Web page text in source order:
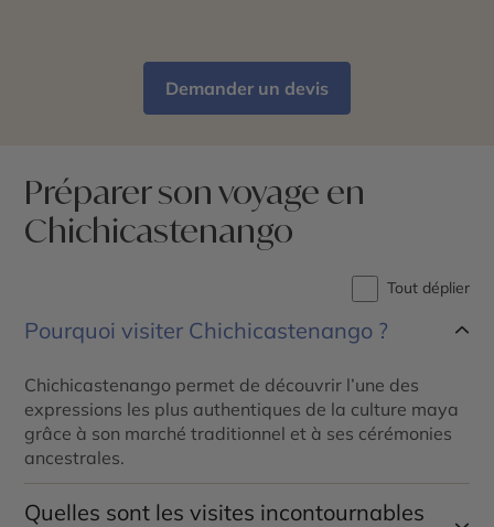
Demander un devis
Préparer son voyage en
Chichicastenango
Tout déplier
Pourquoi visiter Chichicastenango ?
Chichicastenango permet de découvrir l’une des
expressions les plus authentiques de la culture maya
grâce à son marché traditionnel et à ses cérémonies
ancestrales.
Quelles sont les visites incontournables